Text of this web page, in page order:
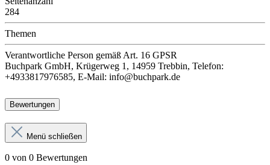
284
Themen
Verantwortliche Person gemäß Art. 16 GPSR
Buchpark GmbH, Krügerweg 1, 14959 Trebbin, Telefon:
+4933817976585, E-Mail: info@buchpark.de
Bewertungen
Menü schließen
0 von 0 Bewertungen